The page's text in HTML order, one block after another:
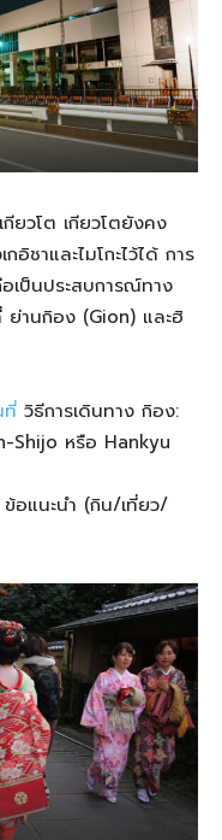
ยวโต เกียวโตยังคง
ชาและไมโกะไว้ได้ การ
เป็นประสบการณ์ทาง
านกิอง (Gion) และฮิ
ที่ วิธีการเดินทาง กิอง:
Shijo หรือ Hankyu
อแนะนำ (กิน/เที่ยว/